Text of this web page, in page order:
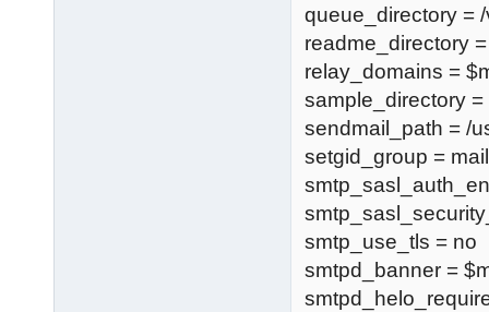
queue_directory =
readme_directory
relay_domains =
sample_directory
sendmail_path = /
setgid_group =
smtp_use_tls = no
smtpd_banner =